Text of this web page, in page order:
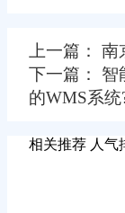
上一篇：
下一篇： 智
的WMS系统
相关推荐 人气